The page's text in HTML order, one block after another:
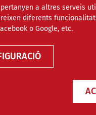
a altres serveis
diferents
o Google, etc.
Compartir en altres xarxes
Suport Tercer